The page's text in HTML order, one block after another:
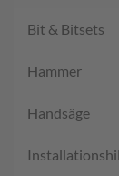
Bit & Bitsets
Hammer
Handsäge